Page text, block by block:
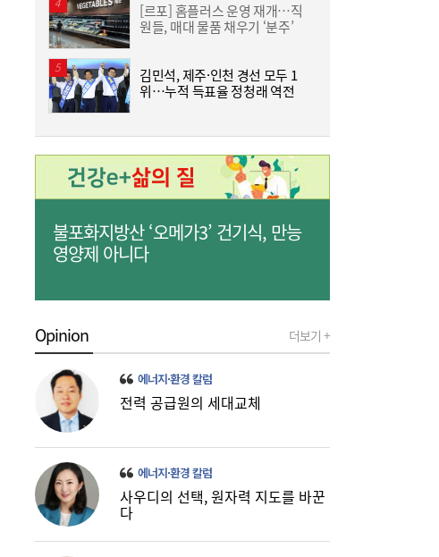
13:11
줄었던 中企 대출, 한 달 만에 반등…5대 은
행, 기업대출 확대
11:20
“역시 미국이 답”…코스피 폭락에 서학개미
‘대탈출’ [머니+]
11:15
이쯤되면 ‘내홍위’…국힘 윤리위원 또 사퇴,
윤리위 내부 갈등 확산
[르포] 홈플러스 운영 재개…직
원들, 매대 물품 채우기 ‘분주’
김민석, 제주·인천 경선 모두 1
위…누적 득표율 정청래 역전
불포화지방산 ‘오메가3’ 건기식, 만능
영양제 아니다
Opinion 더보기 +
에너지·환경 칼럼
전력 공급원의 세대교체
에너지·환경 칼럼
사우디의 선택, 원자력 지도를 바꾼
다